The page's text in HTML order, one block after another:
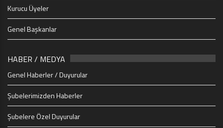
Kurucu Üyeler
Genel Başkanlar
HABER / MEDYA
Genel Haberler / Duyurular
Şubelerimizden Haberler
Şubelere Özel Duyurular